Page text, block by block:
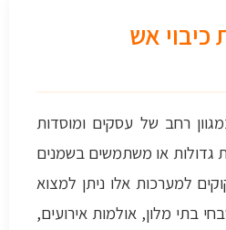
אש
רחב של עסקים ומוסדות
גדולות או משתמשים בשמנים
למערכות אלו ניתן למצוא
בתי מלון, אולמות אירועים,